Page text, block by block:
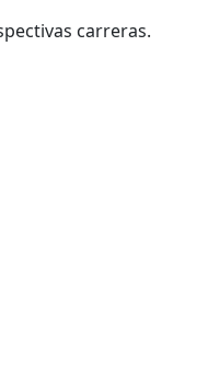
carreras.